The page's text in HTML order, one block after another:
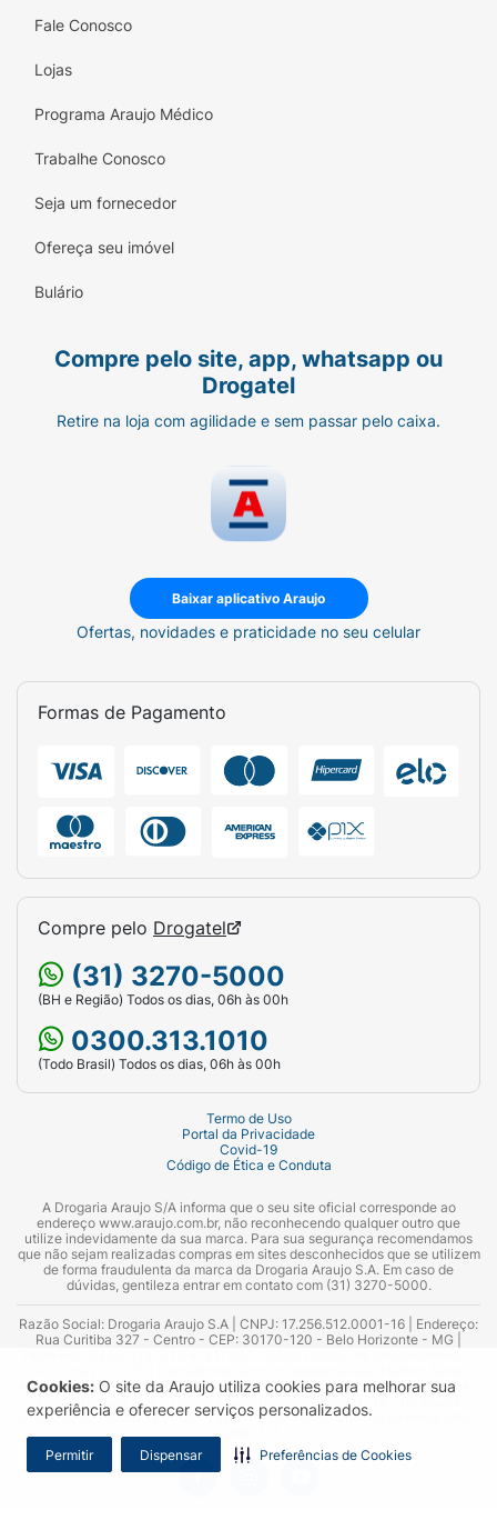
Cookies: O site da Araujo utiliza cookies para melhorar sua
experiência e oferecer serviços personalizados.
Permitir Dispensar Preferências de Cookies
Fale Conosco
Lojas
Programa Araujo Médico
Trabalhe Conosco
Seja um fornecedor
Ofereça seu imóvel
Bulário
Compre pelo site, app, whatsapp ou
Drogatel
Retire na loja com agilidade e sem passar pelo caixa.
Baixar aplicativo Araujo
Ofertas, novidades e praticidade no seu celular
Formas de Pagamento
Compre pelo Drogatel
(31) 3270-5000
(BH e Região) Todos os dias, 06h às 00h
0300.313.1010
(Todo Brasil) Todos os dias, 06h às 00h
Termo de Uso
Portal da Privacidade
Covid-19
Código de Ética e Conduta
A Drogaria Araujo S/A informa que o seu site oficial corresponde ao
endereço www.araujo.com.br, não reconhecendo qualquer outro que
utilize indevidamente da sua marca. Para sua segurança recomendamos
que não sejam realizadas compras em sites desconhecidos que se utilizem
de forma fraudulenta da marca da Drogaria Araujo S.A. Em caso de
dúvidas, gentileza entrar em contato com (31) 3270-5000.
Razão Social: Drogaria Araujo S.A | CNPJ: 17.256.512.0001-16 | Endereço:
Rua Curitiba 327 - Centro - CEP: 30170-120 - Belo Horizonte - MG |
Azevedo Guimarães – CRF 10.965 | Yasmin Silva Alvarenga – CRF 52.584 -
Consultor substituto: Thiago Aguiar Pinheiro - CRF Nº 13.748. Alvará
Sanitário: 2025020713 | Autorização de Funcionamento da Empresa (AFE):